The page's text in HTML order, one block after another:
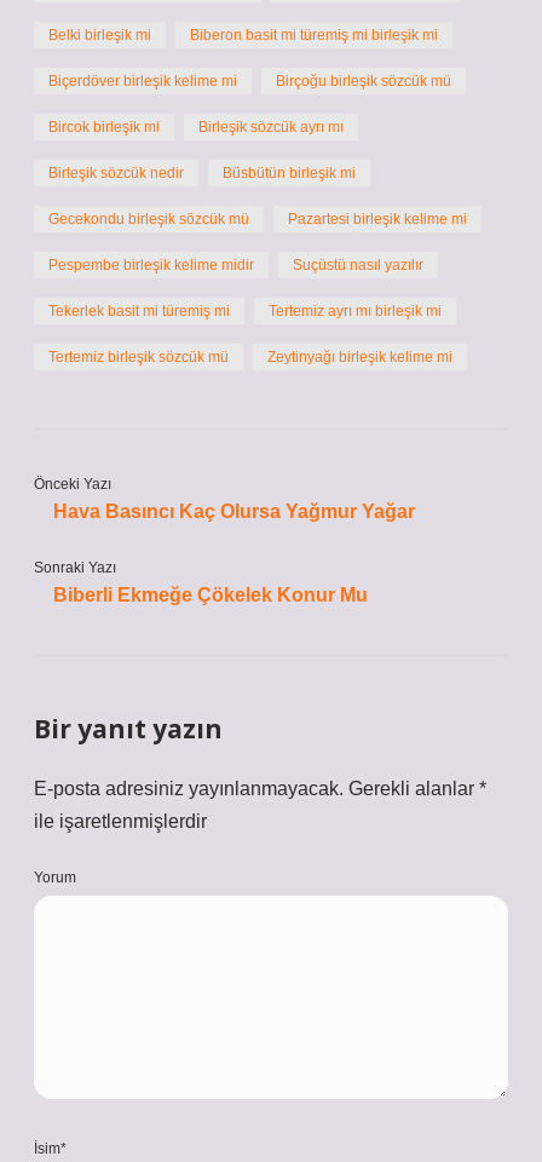
Belki birleşik mi Biberon basit mi türemiş mi birleşik mi
Biçerdöver birleşik kelime mi Birçoğu birleşik sözcük mü
Bircok birleşik mi Birleşik sözcük ayrı mı
Birleşik sözcük nedir Büsbütün birleşik mi
Gecekondu birleşik sözcük mü Pazartesi birleşik kelime mi
Pespembe birleşik kelime midir Suçüstü nasıl yazılır
Tekerlek basit mi türemiş mi Tertemiz ayrı mı birleşik mi
Tertemiz birleşik sözcük mü Zeytinyağı birleşik kelime mi
Önceki Yazı
Hava Basıncı Kaç Olursa Yağmur Yağar
Sonraki Yazı
Biberli Ekmeğe Çökelek Konur Mu
Bir yanıt yazın
E-posta adresiniz yayınlanmayacak. Gerekli alanlar *
ile işaretlenmişlerdir
Yorum
İsim*